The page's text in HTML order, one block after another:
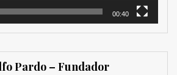
00:40
Pardo – Fundador